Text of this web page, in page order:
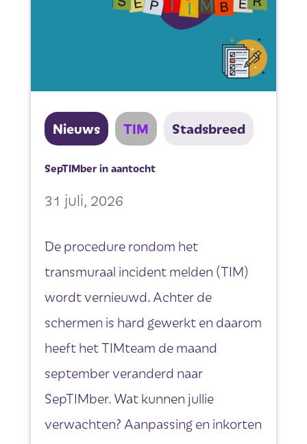
Nieuws TIM Stadsbreed
SepTIMber in aantocht
31 juli, 2026
De procedure rondom het
transmuraal incident melden (TIM)
wordt vernieuwd. Achter de
schermen is hard gewerkt en daarom
heeft het TIMteam de maand
september veranderd naar
SepTIMber. Wat kunnen jullie
verwachten? Aanpassing en inkorten